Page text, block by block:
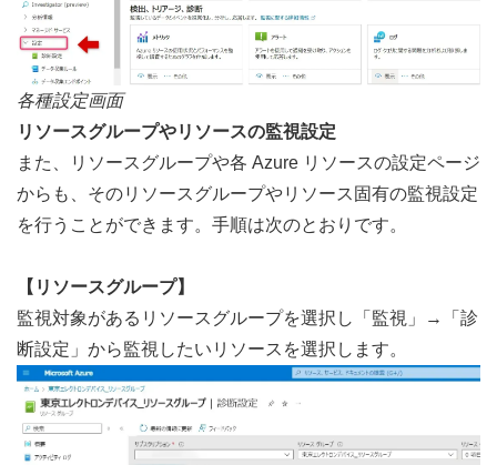
各種設定画面
リソースグループやリソースの監視設定
また、リソースグループや各 Azure リソースの設定ページ
からも、そのリソースグループやリソース固有の監視設定
を行うことができます。手順は次のとおりです。
【リソースグループ】
監視対象があるリソースグループを選択し「監視」→「診
断設定」から監視したいリソースを選択します。